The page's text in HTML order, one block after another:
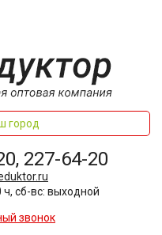
город
227-64-20
ч, сб-вс: выходной
звонок